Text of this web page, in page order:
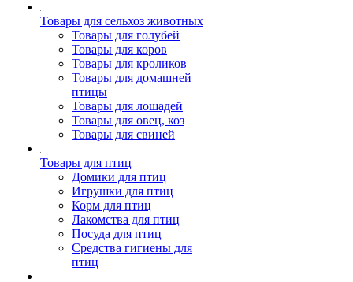
Товары для сельхоз животных
Товары для голубей
Товары для коров
Товары для кроликов
Товары для домашней
птицы
Товары для лошадей
Товары для овец, коз
Товары для свиней
Товары для птиц
Домики для птиц
Игрушки для птиц
Корм для птиц
Лакомства для птиц
Посуда для птиц
Средства гигиены для
птиц